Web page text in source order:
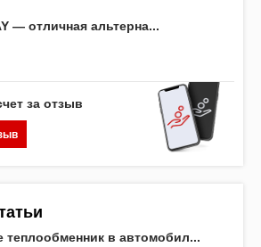
— отличная альтерна...
за отзыв
теплообменник в автомобил...